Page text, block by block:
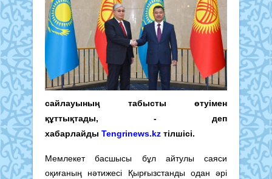
сайлауының табысты өтуімен
құттықтады, - деп
хабарлайды Tengrinews.kz тілшісі.
Мемлекет басшысы бұл айтулы саяси
оқиғаның нәтижесі Қырғызстанды одан әрі